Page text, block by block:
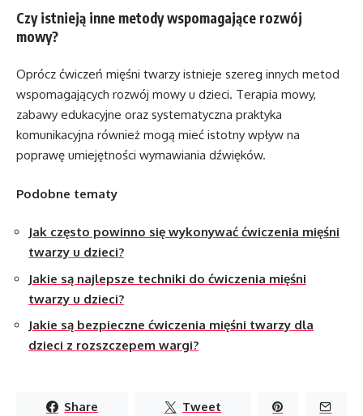
Czy istnieją inne metody wspomagające rozwój
mowy?
Oprócz ćwiczeń mięśni twarzy istnieje szereg innych metod
wspomagających rozwój mowy u dzieci. Terapia mowy,
zabawy edukacyjne oraz systematyczna praktyka
komunikacyjna również mogą mieć istotny wpływ na
poprawę umiejętności wymawiania dźwięków.
Podobne tematy
Jak często powinno się wykonywać ćwiczenia mięśni
twarzy u dzieci?
Jakie są najlepsze techniki do ćwiczenia mięśni
twarzy u dzieci?
Jakie są bezpieczne ćwiczenia mięśni twarzy dla
dzieci z rozszczepem wargi?
Share Tweet